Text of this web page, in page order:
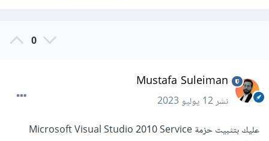
0
Mustafa Suleiman
نشر12 يوليو 2023
عليك بتثبيت حزمة Microsoft Visual Studio 2010 Service